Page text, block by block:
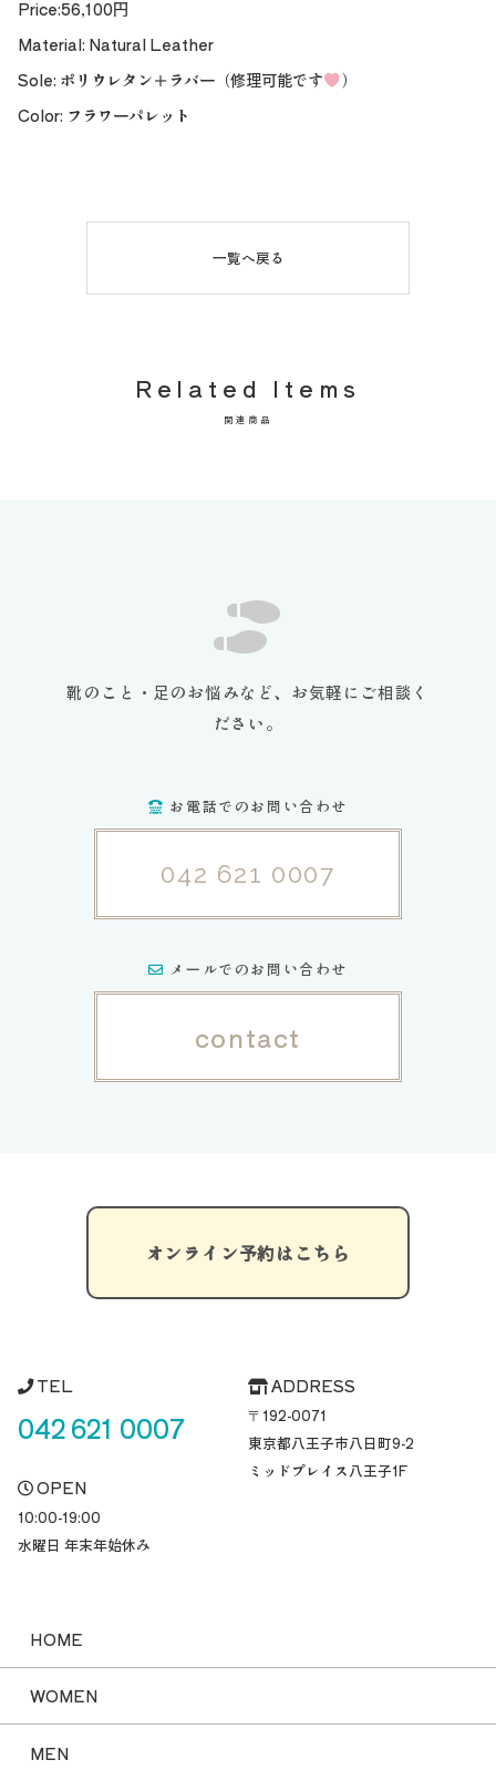
Price:56,100円
Material: Natural Leather
Sole: ポリウレタン＋ラバー（修理可能です
）
Color: フラワーパレット
一覧へ戻る
Related Items
関連商品
靴のこと・足のお悩みなど、お気軽にご相談く
ださい。
お電話でのお問い合わせ
042 621 0007
メールでのお問い合わせ
contact
オンライン予約はこちら
TEL
042 621 0007
OPEN
10:00-19:00
水曜日 年末年始休み
ADDRESS
〒192-0071
東京都八王子市八日町9-2
ミッドプレイス八王子1F
HOME
WOMEN
MEN